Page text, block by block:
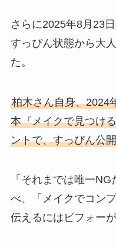
さらに2025年8月23
すっぴん状態から大
た。
柏木さん自身、2024
本『メイクで見つけ
ントで、すっぴん公
「それまでは唯一
べ、「メイクでコン
伝えるにはビフォー